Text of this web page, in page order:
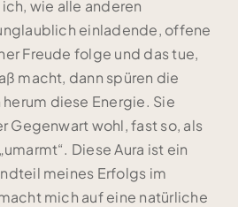
wie alle anderen
einladende, offene
Freude folge und das tue,
macht, dann spüren die
diese Energie. Sie
Gegenwart wohl, fast so, als
Diese Aura ist ein
meines Erfolgs im
mich auf eine natürliche